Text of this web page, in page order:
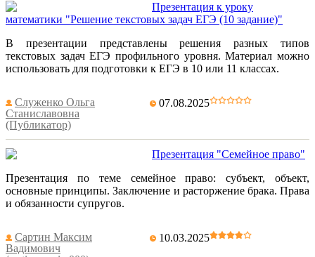
Презентация к уроку
математики "Решение текстовых задач ЕГЭ (10 задание)"
В презентации представлены решения разных типов
текстовых задач ЕГЭ профильного уровня. Материал можно
использовать для подготовки к ЕГЭ в 10 или 11 классах.
Служенко Ольга
Станиславовна
(Публикатор)
07.08.2025
Презентация "Семейное право"
Презентация по теме семейное право: субъект, объект,
основные принципы. Заключение и расторжение брака. Права
и обязанности супругов.
Сартин Максим
Вадимович
10.03.2025